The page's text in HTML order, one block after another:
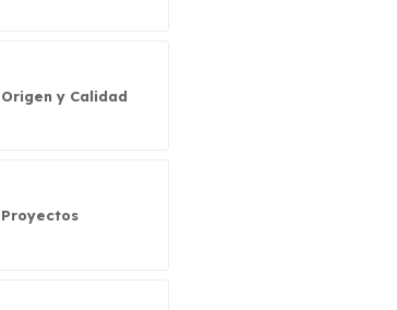
Origen y Calidad
Proyectos